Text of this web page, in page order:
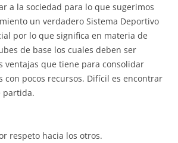
a la sociedad para lo que sugerimos
un verdadero Sistema Deportivo
por lo que significa en materia de
de base los cuales deben ser
ventajas que tiene para consolidar
con pocos recursos. Difícil es encontrar
partida.
respeto hacia los otros.